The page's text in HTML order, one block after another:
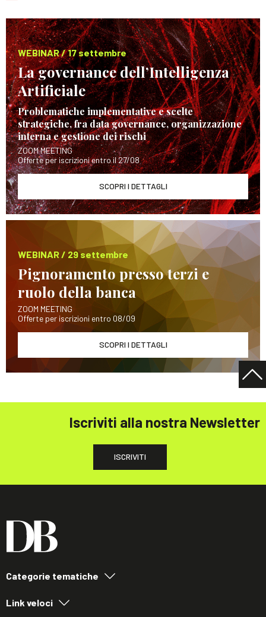
WEBINAR / 17 settembre
La governance dell’Intelligenza
Artificiale
Problematiche implementative e scelte
strategiche, fra data governance, organizzazione
interna e gestione dei rischi
ZOOM MEETING
Offerte per iscrizioni entro il 27/08
SCOPRI I DETTAGLI
WEBINAR / 29 settembre
Pignoramento presso terzi e
ruolo della banca
ZOOM MEETING
Offerte per iscrizioni entro 08/09
SCOPRI I DETTAGLI
Iscriviti alla nostra Newsletter
ISCRIVITI
Categorie tematiche
Link veloci